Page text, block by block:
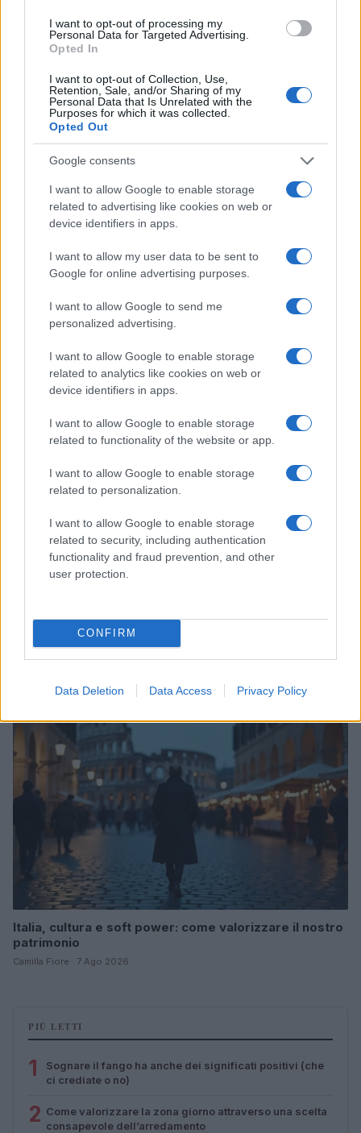
I want to opt-out of processing my
Personal Data for Targeted Advertising.
Opted In
I want to opt-out of Collection, Use,
Retention, Sale, and/or Sharing of my
Personal Data that Is Unrelated with the
Purposes for which it was collected.
Opted Out
Google consents
I want to allow Google to enable storage
related to advertising like cookies on web or
device identifiers in apps.
I want to allow my user data to be sent to
Google for online advertising purposes.
I want to allow Google to send me
personalized advertising.
I want to allow Google to enable storage
related to analytics like cookies on web or
device identifiers in apps.
I want to allow Google to enable storage
related to functionality of the website or app.
I want to allow Google to enable storage
related to personalization.
I want to allow Google to enable storage
related to security, including authentication
functionality and fraud prevention, and other
user protection.
CONFIRM
Data Deletion Data Access Privacy Policy
Continua a leggere
LIFESTYLE
mare e storia
Cristian Castiglioni · 8 Ago 2026
Zalando Visionary Award: INSTITUTION di Galib
Gassanoff vince a Copenhagen
Italia, cultura e soft power: come valorizzare il nostro
patrimonio
Camilla Fiore · 7 Ago 2026
PIÙ LETTI
1
Sognare il fango ha anche dei significati positivi (che
ci crediate o no)
2 Come valorizzare la zona giorno attraverso una scelta
consapevole dell’arredamento